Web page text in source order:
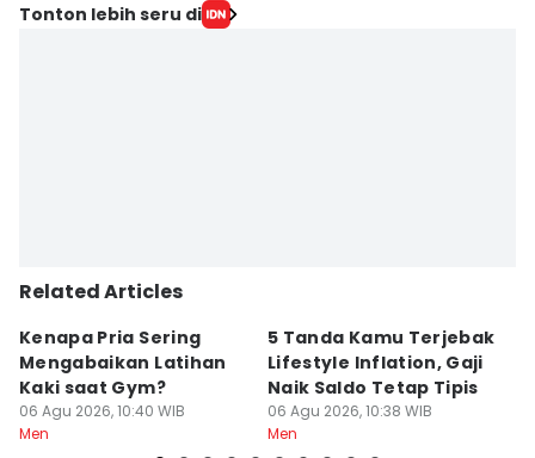
Tonton lebih seru di
Related Articles
Kenapa Pria Sering
Mengabaikan Latihan
Kaki saat Gym?
06 Agu 2026, 10:40 WIB
Men
5 Tanda Kamu Terjebak
Lifestyle Inflation, Gaji
Naik Saldo Tetap Tipis
06 Agu 2026, 10:38 WIB
Men